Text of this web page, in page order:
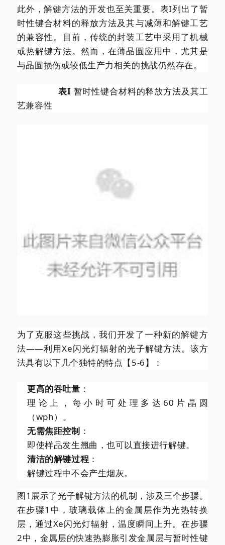
此外，解键方法的开发也至关重要。表I列出了暂
时性键合材料的释放方法及其与减薄和解键工艺
的兼容性。目前，传统的封装工艺中采用了机械
或热解键方法。然而，在薄晶圆应用中，尤其是
与晶圆损伤或较低生产力相关的挑战仍然存在。
表I 暂时性键合材料的释放方法及其工
艺兼容性
为了克服这些挑战，我们开发了一种新的解键方
法——利用Xe闪光灯辐射的光子解键方法。该方
法具有以下几个独特的特点【5-6】：
更高的吞吐量 ：
理论上，每小时可处理多达60片晶圆
（wph）。
无需焦距控制 ：
即使样品发生翘曲，也可以直接进行解键。
清洁的解键过程 ：
解键过程中不会产生烟灰。
图1展示了光子解键方法的机制，涉及三个步骤。
在步骤1中，玻璃载体上的金属层作为光热转换
层，通过Xe闪光灯辐射，温度瞬间上升。在步骤
2中，金属层的快速热膨胀引发金属层与暂时性键